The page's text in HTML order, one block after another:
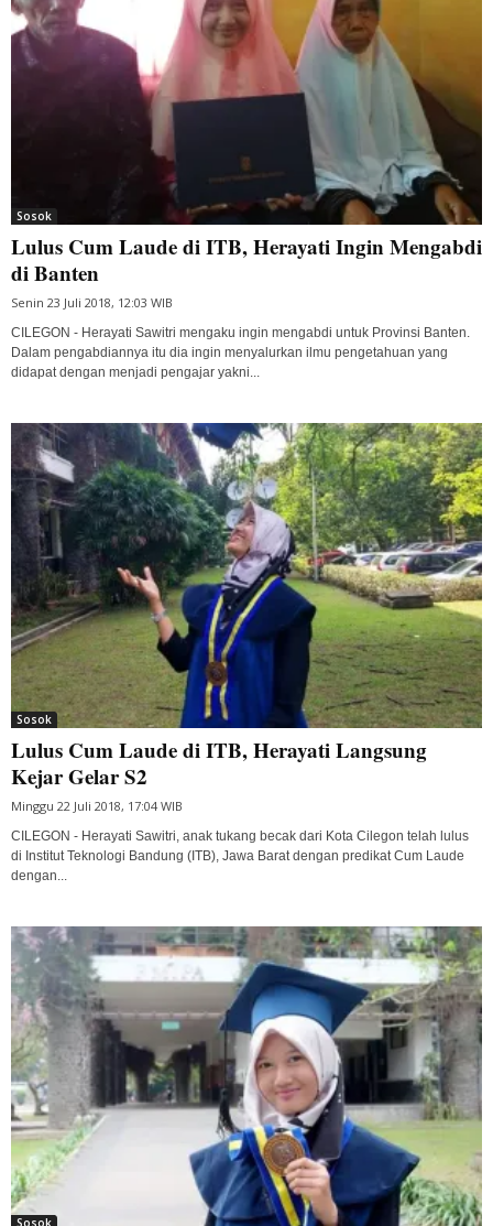
Sosok
Lulus Cum Laude di ITB, Herayati Ingin Mengabdi
di Banten
Senin 23 Juli 2018, 12:03 WIB
CILEGON - Herayati Sawitri mengaku ingin mengabdi untuk Provinsi Banten.
Dalam pengabdiannya itu dia ingin menyalurkan ilmu pengetahuan yang
didapat dengan menjadi pengajar yakni...
Sosok
Lulus Cum Laude di ITB, Herayati Langsung
Kejar Gelar S2
Minggu 22 Juli 2018, 17:04 WIB
CILEGON - Herayati Sawitri, anak tukang becak dari Kota Cilegon telah lulus
di Institut Teknologi Bandung (ITB), Jawa Barat dengan predikat Cum Laude
dengan...
Sosok